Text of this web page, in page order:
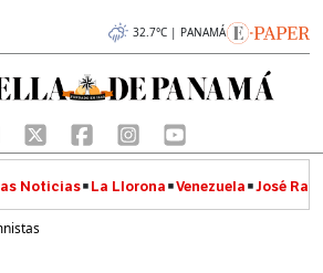
32.7°C | PANAMÁ
Noticias La Llorona Venezuela José